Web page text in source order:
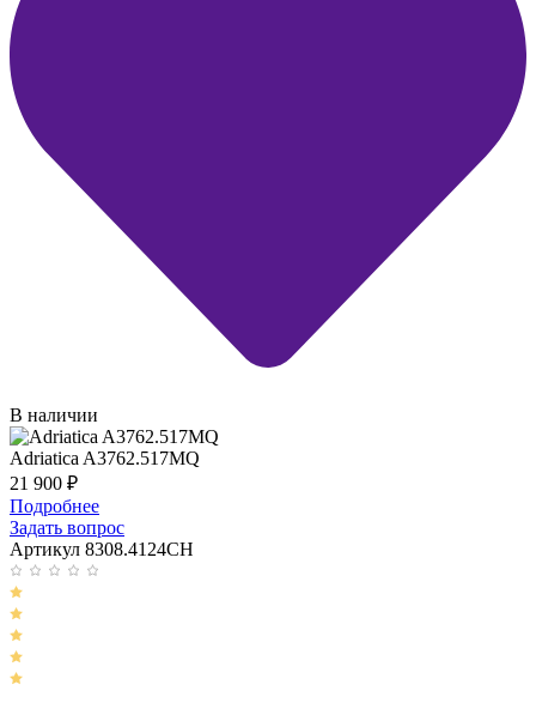
В наличии
Adriatica A3762.517MQ
21 900 ₽
Подробнее
Задать вопрос
Артикул 8308.4124CH